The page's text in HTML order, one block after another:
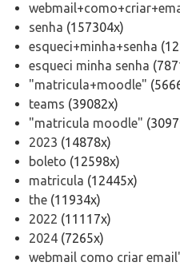
Telefonia
Office 365
Intercâmbio
Fluig
Feedz
senha (157304x)
esqueci+minha+senha
esqueci minha senha
"matricula+moodle"
teams (39082x)
"matricula moodle"
2023 (14878x)
boleto (12598x)
matricula (12445x)
the (11934x)
2022 (11117x)
2024 (7265x)
webmail como criar